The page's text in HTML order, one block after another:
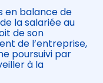
en balance de
la salariée au
de son
de l’entreprise,
poursuivi par
à la